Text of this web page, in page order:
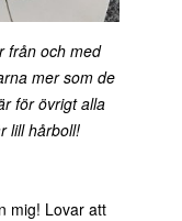
från och med
mer som de
för övrigt alla
lill hårboll!
mig! Lovar att